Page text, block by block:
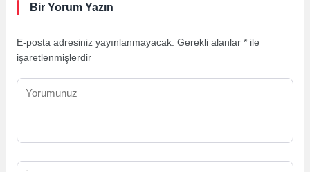
Bir Yorum Yazın
E-posta adresiniz yayınlanmayacak. Gerekli alanlar* ile
işaretlenmişlerdir